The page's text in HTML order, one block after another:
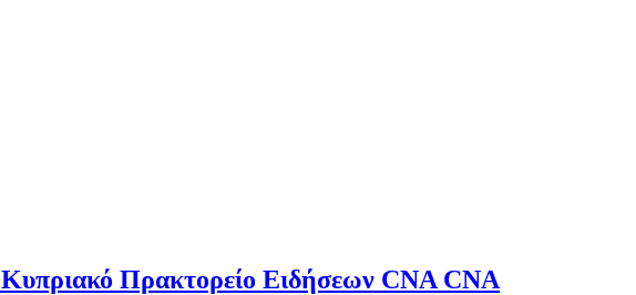
Κυπριακό Πρακτορείο Ειδήσεων CNA CNA